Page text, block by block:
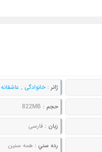
ژانر :خانوادگی ,عاشقانه
حجم : 822MB
زبان :فارسی
رده سني :همه سنین